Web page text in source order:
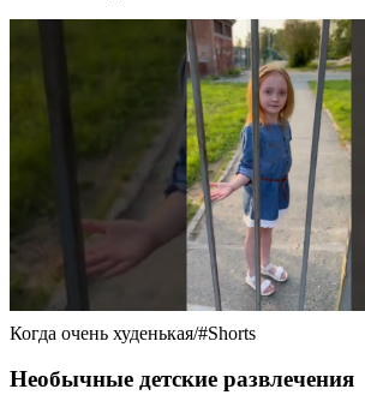
Когда очень худенькая/#Shorts
Необычные детские развлечения